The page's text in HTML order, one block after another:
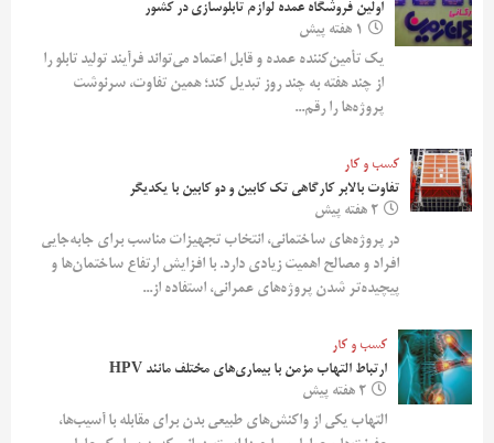
اولین فروشگاه عمده لوازم تابلوسازی در کشور
1 هفته پیش
یک تأمین‌کننده عمده و قابل اعتماد می‌تواند فرآیند تولید تابلو را
از چند هفته به چند روز تبدیل کند؛ همین تفاوت، سرنوشت
پروژه‌ها را رقم...
کسب و کار
تفاوت بالابر کارگاهی تک کابین و دو کابین با یکدیگر
2 هفته پیش
در پروژه‌های ساختمانی، انتخاب تجهیزات مناسب برای جابه‌جایی
افراد و مصالح اهمیت زیادی دارد. با افزایش ارتفاع ساختمان‌ها و
پیچیده‌تر شدن پروژه‌های عمرانی، استفاده از...
کسب و کار
ارتباط التهاب مزمن با بیماری‌های مختلف مانند HPV
2 هفته پیش
التهاب یکی از واکنش‌های طبیعی بدن برای مقابله با آسیب‌ها،